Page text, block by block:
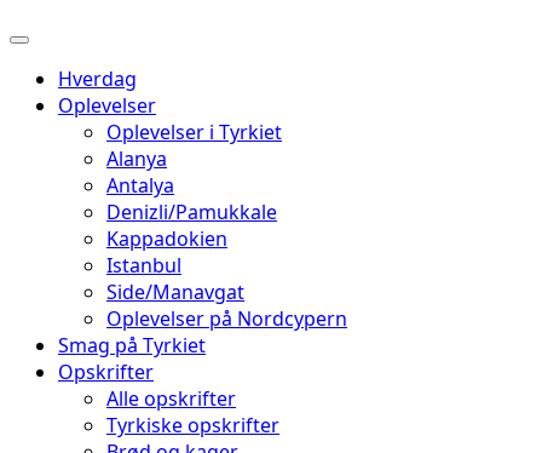
Hverdag
Oplevelser
Oplevelser i Tyrkiet
Alanya
Antalya
Denizli/Pamukkale
Kappadokien
Istanbul
Side/Manavgat
Oplevelser på Nordcypern
Smag på Tyrkiet
Opskrifter
Alle opskrifter
Tyrkiske opskrifter